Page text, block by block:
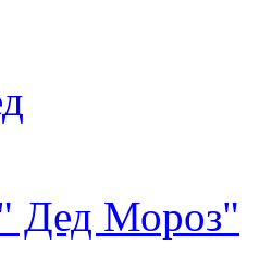
Дед Мороз"